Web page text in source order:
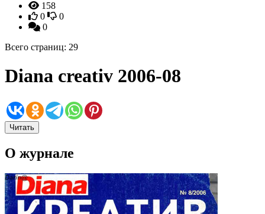
158
0
0
0
Всего страниц: 29
Diana creativ 2006-08
Читать
О журнале